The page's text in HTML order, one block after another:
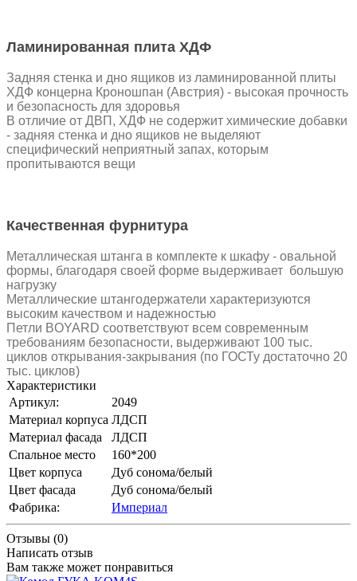
Ламинированная плита ХДФ
Задняя стенка и дно ящиков из ламинированной плиты
ХДФ концерна Кроношпан (Австрия) - высокая прочность
и безопасность для здоровья
В отличие от ДВП, ХДФ не содержит химические добавки
- задняя стенка и дно ящиков не выделяют
специфический неприятный запах, которым
пропитываются вещи
Качественная фурнитура
Металлическая штанга в комплекте к шкафу - овальной
формы, благодаря своей форме выдерживает большую
нагрузку
Металлические штангодержатели характеризуются
высоким качеством и надежностью
Петли BOYARD соответствуют всем современным
требованиям безопасности, выдерживают 100 тыс.
циклов открывания-закрывания (по ГОСТу достаточно 20
тыс. циклов)
Характеристики
Артикул:
2049
Материал корпуса ЛДСП
Материал фасада
ЛДСП
Спальное место
160*200
Цвет корпуса
Дуб сонома/белый
Цвет фасада
Дуб сонома/белый
Фабрика:
Империал
Отзывы (0)
Написать отзыв
Вам также может понравиться